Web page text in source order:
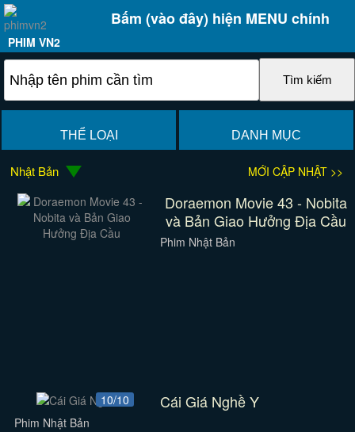
Bấm (vào đây) hiện MENU chính
PHIM VN2
THỂ LOẠI DANH MỤC
Nhật Bản MỚI CẬP NHẬT >>
Doraemon Movie 43 - Nobita
và Bản Giao Hưởng Địa Cầu
Phim Nhật Bản
10/10 Cái Giá Nghề Y
Phim Nhật Bản